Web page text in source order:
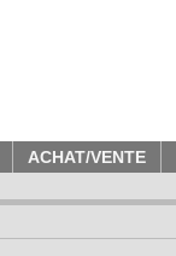
ACHAT/VENTE